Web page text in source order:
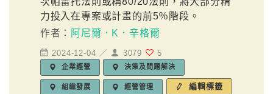
力投入在專案或計畫的前5％階段。
作者：
阿尼爾．K．辛格爾
2024-12-04 ／ 3079 5
企業經營 決策及問題解決
組織發展 經營管理 編輯標籤